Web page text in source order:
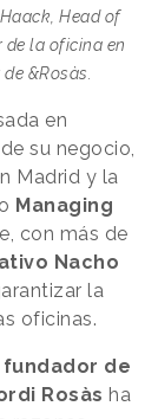
Head of
de la oficina en
&Rosàs.
en
su negocio,
Madrid y la
Managing
con más de
Nacho
la
oficinas.
de
Rosàs ha